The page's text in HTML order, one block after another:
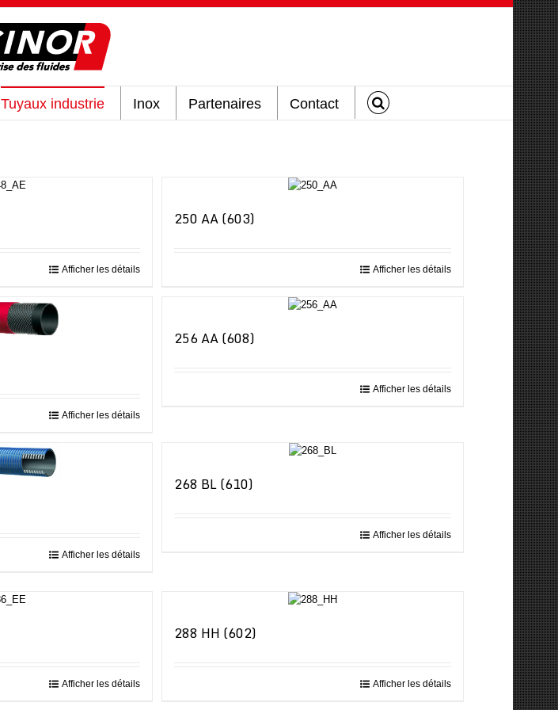
Tuyaux industrie Inox Partenaires Contact
Afficher les détails
250 AA (603)
Afficher les détails
Afficher les détails
256 AA (608)
Afficher les détails
Afficher les détails
268 BL (610)
Afficher les détails
Afficher les détails
288 HH (602)
Afficher les détails